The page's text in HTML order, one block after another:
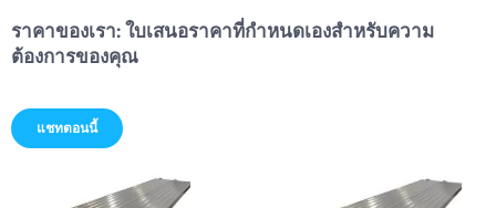
ราคาของเรา:ใบเสนอราคาที่กำหนดเองสำหรับความ
ต้องการของคุณ
แชทตอนนี้